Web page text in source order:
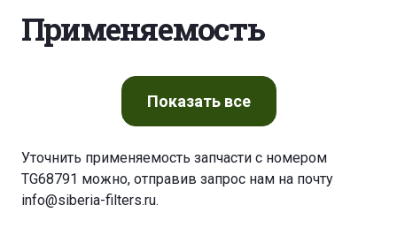
Применяемость
Показатьвсе
Уточнить применяемость запчасти с номером
TG68791 можно, отправив запрос нам на почту
info@siberia-filters.ru.